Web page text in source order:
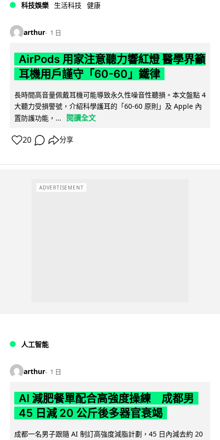
科技娛樂 生活科技 健康
arthur 1 日
AirPods 用家注意聽力響紅燈 醫學界籲
耳機用戶謹守「60-60」鐵律
長時間高音量佩戴耳機可能導致永久性噪音性聽損。本文盤點 4
大聽力受損警號，介紹科學護耳的「60-60 原則」及 Apple 內
置防護功能，...
閱讀全文
20 分享
ADVERTISEMENT
人工智能
arthur 1 日
AI 減肥餐單配合高強度操練 成都男
45 日減 20 公斤後多器官衰竭
成都一名男子跟隨 AI 制訂高強度減脂計劃，45 日內減去約 20